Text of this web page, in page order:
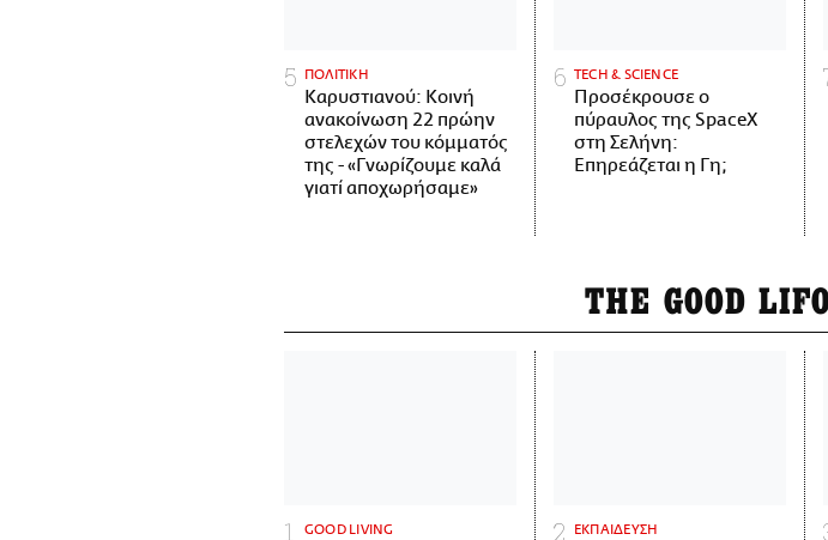
ΠΟΛΙΤΙΚΗ
Καρυστιανού: Κοινή
ανακοίνωση 22 πρώην
στελεχών του κόμματός
της - «Γνωρίζουμε καλά
γιατί αποχωρήσαμε»
ΤECH & SCIENCE
Προσέκρουσε ο
πύραυλος της SpaceX
στη Σελήνη:
Επηρεάζεται η Γη;
THE GOOD
GOOD LIVING ΕΚΠΑΙΔΕΥΣΗ